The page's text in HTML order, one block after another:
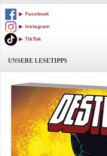
Facebook
Instagram
TikTok
UNSERE LESETIPPS